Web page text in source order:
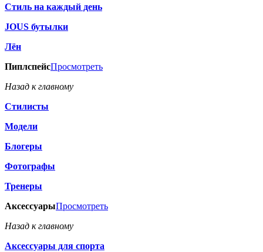
Стиль на каждый день
JOUS бутылки
Лён
ПиплспейсПросмотреть
Назад к главному
Стилисты
Модели
Блогеры
Фотографы
Тренеры
АксессуарыПросмотреть
Назад к главному
Аксессуары для спорта